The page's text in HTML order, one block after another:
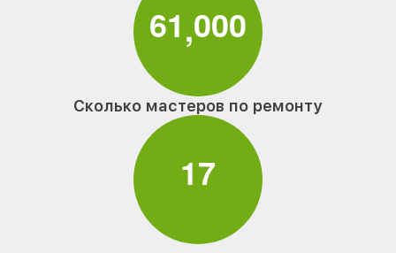
61,000
Сколько мастеров по ремонту
17